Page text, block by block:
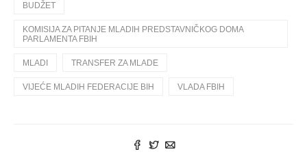
BUDŽET
KOMISIJA ZA PITANJE MLADIH PREDSTAVNIČKOG DOMA
PARLAMENTA FBIH
MLADI TRANSFER ZA MLADE
VIJEĆE MLADIH FEDERACIJE BIH VLADA FBIH